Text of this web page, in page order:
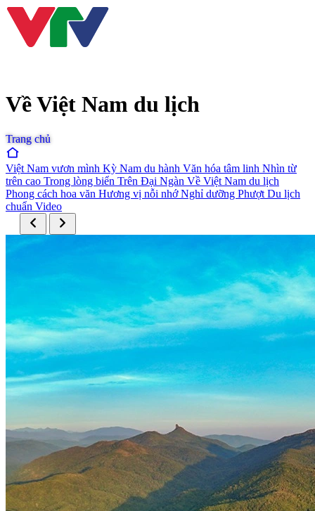
Về Việt Nam du lịch
Trang chủ
Việt Nam vươn mình Kỳ Nam du hành Văn hóa tâm linh Nhìn từ
trên cao Trong lòng biển Trên Đại Ngàn Về Việt Nam du lịch
Phong cách hoa văn Hương vị nỗi nhớNghỉ dưỡng Phượt Du lịch
chuẩn Video